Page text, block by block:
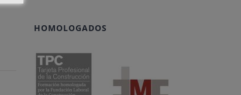
HOMOLOGADOS